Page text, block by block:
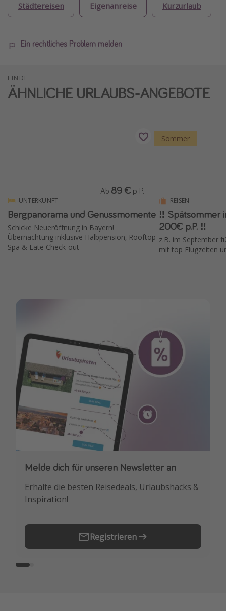
Städtereisen Eigenanreise Kurzurlaub
Ein rechtliches Problem melden
FINDE
ÄHNLICHE URLAUBS-ANGEBOTE
UNTERKUNFT
Bergpanorama und Genussmomente
Schicke Neueröffnung in Bayern!
Übernachtung inklusive Halbpension, Rooftop-
Spa & Late Check-out
Ab 89 € p. P.
Sommer
REISEN
‼️ Spätsommer
200€ p.P. ‼️
z.B. im September
mit top Flugzeiten
Melde dich für unseren Newsletter an
Erhalte die besten Reisedeals, Urlaubshacks &
Inspiration!
Registrieren
Downloade unsere App
Buche die besten Reiseschnäppchen als
Erstes.